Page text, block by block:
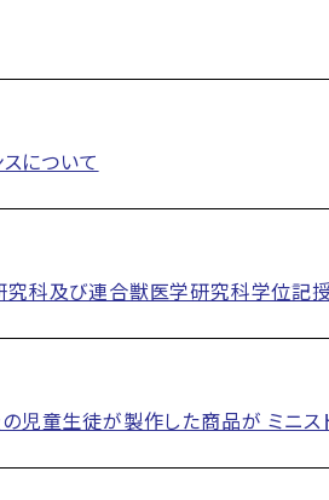
について
科及び連合獣医学研究科学位記
童生徒が製作した商品が ミニス